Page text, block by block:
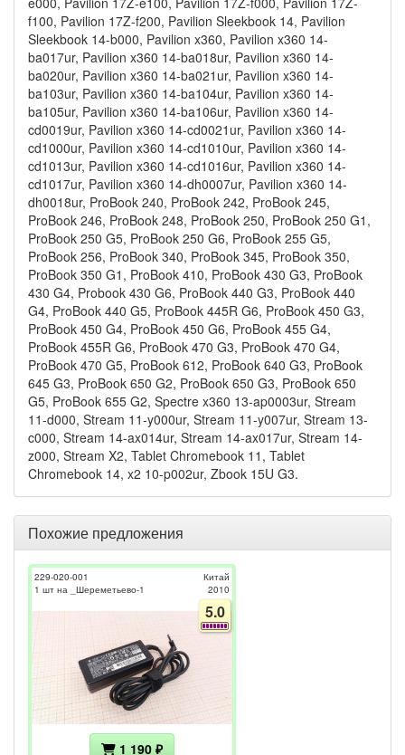
Похожие предложения
229-020-001
1 шт на _Шереметьево-1
Китай
2010
5.0
1 190 ₽